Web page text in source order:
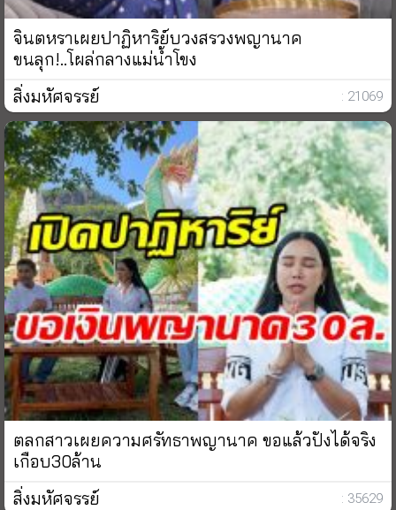
จินตหราเผยปาฏิหาริย์บวงสรวงพญานาค
ขนลุก!..โผล่กลางแม่น้ำโขง
สิ่งมหัศจรรย์
: 21069
ตลกสาวเผยความศรัทธาพญานาค ขอแล้วปังได้จริง
เกือบ30ล้าน
สิ่งมหัศจรรย์
: 35629